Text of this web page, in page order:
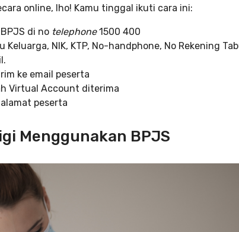
online, lho! Kamu tinggal ikuti cara ini:
BPJS di no telephone1500 400
Keluarga, NIK, KTP, No-handphone, No Rekening
ke email peserta
Virtual Account diterima
peserta
Menggunakan BPJS